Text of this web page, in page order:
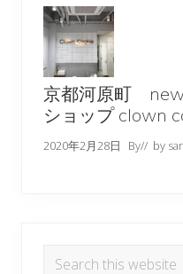
京都河原町 new
ショップ clown
2020年2月28日 By// by
Search